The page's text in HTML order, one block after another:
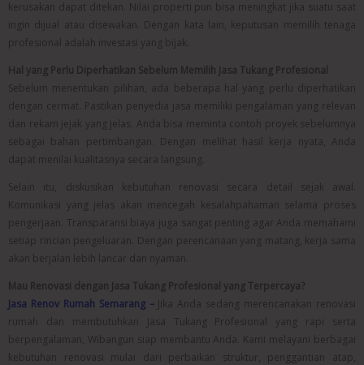
kerusakan dapat ditekan. Nilai properti pun bisa meningkat jika suatu saat
ingin dijual atau disewakan. Dengan kata lain, keputusan memilih tenaga
profesional adalah investasi yang bijak.
Hal yang Perlu Diperhatikan Sebelum Memilih Jasa Tukang Profesional
Sebelum menentukan pilihan, ada beberapa hal yang perlu diperhatikan
dengan cermat. Pastikan penyedia jasa memiliki pengalaman yang relevan
dan rekam jejak yang jelas. Anda bisa meminta contoh proyek sebelumnya
sebagai bahan pertimbangan. Dengan melihat hasil kerja nyata, Anda
dapat menilai kualitasnya secara langsung.
Selain itu, diskusikan kebutuhan renovasi secara detail sejak awal.
Komunikasi yang jelas akan mencegah kesalahpahaman selama proses
pengerjaan. Transparansi biaya juga sangat penting agar Anda memahami
setiap rincian pengeluaran. Dengan perencanaan yang matang, kerja sama
akan berjalan lebih lancar dan nyaman.
Mau Renovasi dengan Jasa Tukang Profesional yang Terpercaya?
Jasa Renov Rumah Semarang –
Jika Anda sedang merencanakan renovasi
rumah dan membutuhkan Jasa Tukang Profesional yang rapi serta
berpengalaman, Wibangun siap membantu Anda. Kami melayani berbagai
kebutuhan renovasi mulai dari perbaikan struktur, penggantian atap,